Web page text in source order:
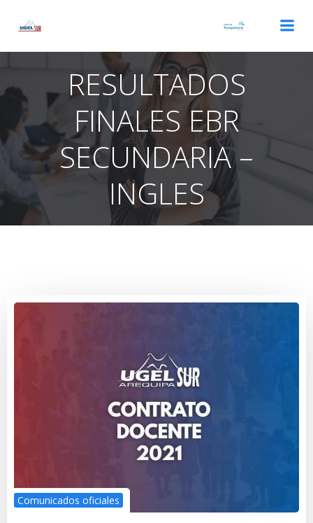
RESULTADOS
FINALES EBR
SECUNDARIA –
INGLES
Comunicados oficiales